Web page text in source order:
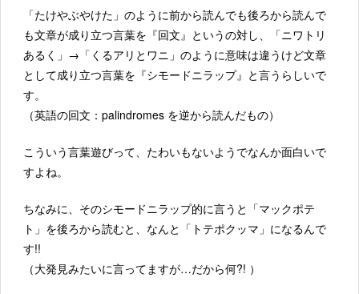
「たけやぶやけた」のように前から読んでも後ろから読んで
も文章が成り立つ言葉を『回文』というの対し、「ニワトリ
あるく」→「くるアリとワニ」のように意味は違うけど文章
として成り立つ言葉を『シモードニラップ』と言うらしいで
す。
（英語の回文：palindromes を逆から読んだもの）
こういう言葉遊びって、たわいもないようでなんか面白いで
すよね。
ちなみに、そのシモードニラップ的に言うと「マックポテ
ト」を後ろから読むと、なんと「トテポクッマ」になるんで
す!!
（大発見みたいに言ってますが…だから何?! ）